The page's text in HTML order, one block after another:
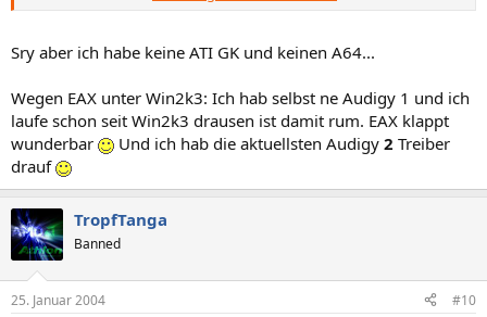
--> installier ich die winXP.inf unter win2k3 dann kanns den graphics
die setup.exe ausführen, mit dem compatiblity mode for winXP,
aber error: "videotreiber nicht gefunden" kommt...!
Sry aber ich habe keine ATI GK und keinen A64...
Wegen EAX unter Win2k3: Ich hab selbst ne Audigy 1 und ich
laufe schon seit Win2k3 drausen ist damit rum. EAX klappt
wunderbar
Und ich hab die aktuellsten Audigy 2 Treiber
drauf
TropfTanga
Banned
25. Januar 2004 #10